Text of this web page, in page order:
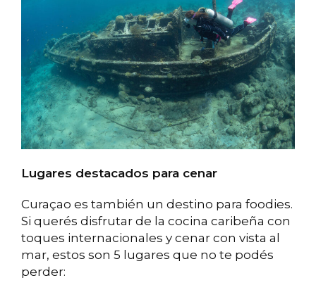
Lugares destacados para cenar
Curaçao es también un destino para foodies.
Si querés disfrutar de la cocina caribeña con
toques internacionales y cenar con vista al
mar, estos son 5 lugares que no te podés
perder: